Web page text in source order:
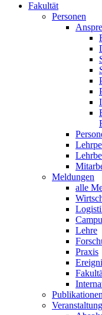
Fakultät
Personen
Meldungen
alle
Lehre
Praxis
Publikationen